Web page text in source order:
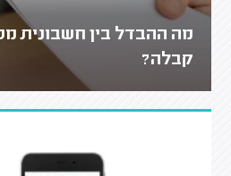
מה ההבדל בין חשבונית
קבלה?